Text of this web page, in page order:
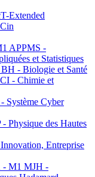
Extended
APPMS -
et Statistiques
- Biologie et Santé
- Chimie et
Système Cyber
Physique des Hautes
Entreprise
M1 MJH -